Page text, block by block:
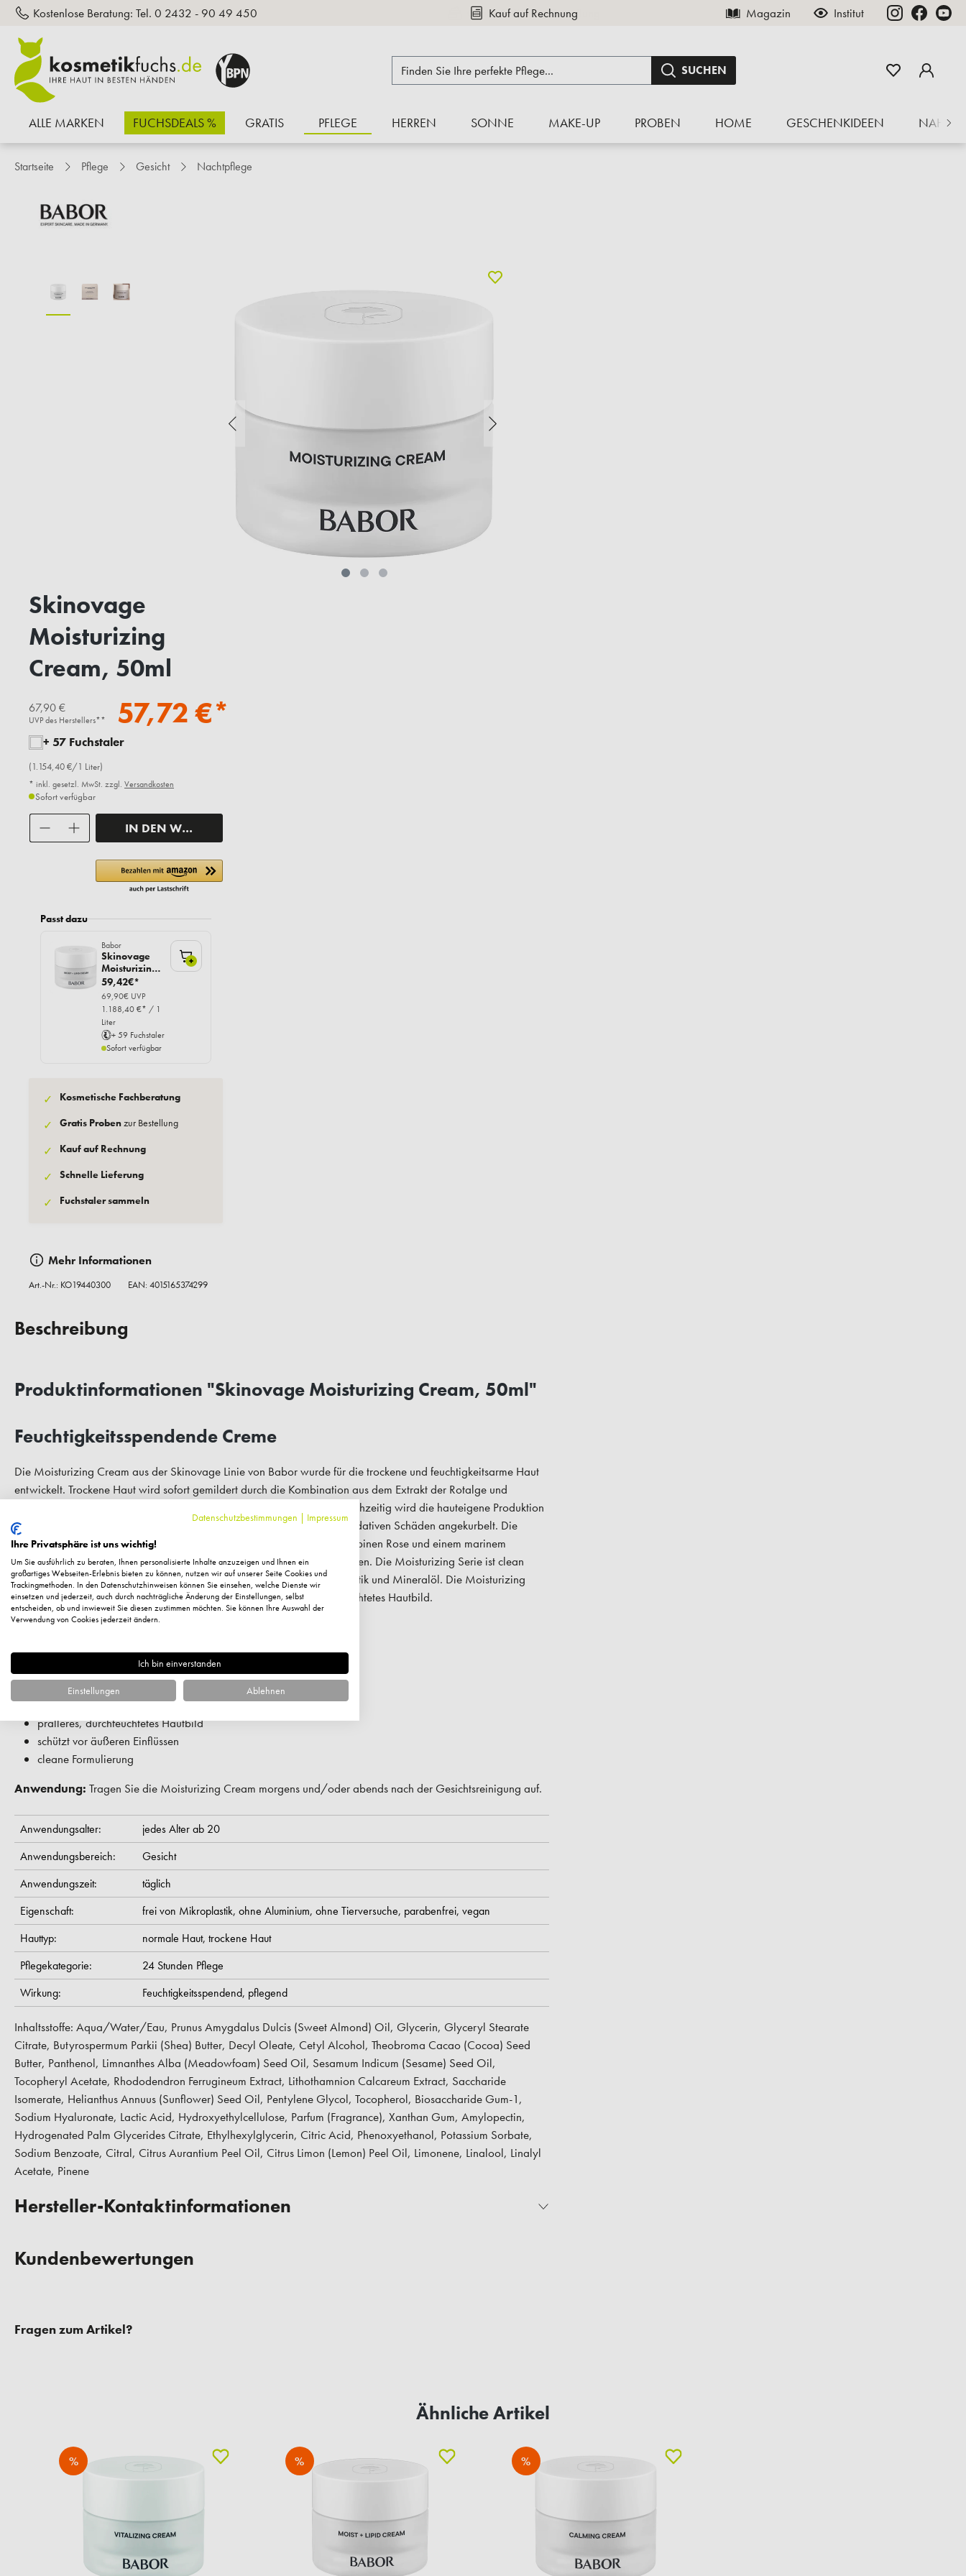
springen
Kostenlose Beratung: Tel. 0 2432 - 90 49 450 Kauf auf Rechnung Magazin Institut
SUCHEN
ALLE MARKEN FUCHSDEALS % GRATIS PFLEGE HERREN SONNE MAKE-UP PROBEN HOME GESCHENKIDEEN
Startseite Pflege Gesicht Nachtpflege
Skinovage
Moisturizing
Cream, 50ml
67,90 €
UVP des Herstellers** 57,72 €*
+ 57 Fuchstaler
(1.154,40 €/1 Liter)
* inkl. gesetzl. MwSt. zzgl. Versandkosten
Sofort verfügbar
IN DEN WARENKORB
Passt dazu
Babor
Skinovage
Moisturizing
& Lipid Cream
Rich, 50ml
59,42€*
69,90€ UVP
1.188,40 €* / 1
Liter
+ 59 Fuchstaler
Sofort verfügbar
+
✓ Kosmetische Fachberatung
✓ Gratis Probenzur Bestellung
✓ Kauf auf Rechnung
✓ Schnelle Lieferung
✓ Fuchstaler sammeln
Mehr Informationen
Art.-Nr.: KO19440300 EAN: 4015165374299
Beschreibung
Produktinformationen "Skinovage Moisturizing Cream, 50ml"
Feuchtigkeitsspendende Creme
Die Moisturizing Cream aus der Skinovage Linie von Babor wurde für die trockene und feuchtigkeitsarme Haut
entwickelt. Trockene Haut wird sofort gemildert durch die Kombination aus dem Extrakt der Rotalge und
Hyaluronsäure. Feuchtigkeit in der Haut wird langfristig gebunden. Gleichzeitig wird die hauteigene Produktion
von Ceramiden zur Kräftigung der Hautbarriere und zum Schutz vor oxidativen Schäden angekurbelt. Die
Verbindung der beiden Wirkstoffe bestehend aus dem Extrakt aus der Alpinen Rose und einem marinem
Polysaccarid unterstützen den Schutzmechanismus vor oxidativen Schäden. Die Moisturizing Serie ist clean
formuliert. Sie ist unter anderem frei von Silikonen, Parabene, Mikroplastik und Mineralöl. Die Moisturizing
Cream von Babor sorgt für ein rosig frisches, pralleres und gut durchfeuchtetes Hautbild.
Ihre Vorteile im Überblick:
feuchtigkeitsspendend
mildert trockene Stellen
pralleres, durchfeuchtetes Hautbild
schützt vor äußeren Einflüssen
cleane Formulierung
Anwendung: Tragen Sie die Moisturizing Cream morgens und/oder abends nach der Gesichtsreinigung auf.
Anwendungsalter:
jedes Alter ab 20
Anwendungsbereich:
Gesicht
Anwendungszeit:
täglich
Eigenschaft:
frei von Mikroplastik, ohne Aluminium, ohne Tierversuche, parabenfrei, vegan
Hauttyp:
normale Haut, trockene Haut
Pflegekategorie:
24 Stunden Pflege
Wirkung:
Feuchtigkeitsspendend, pflegend
Inhaltsstoffe: Aqua/Water/Eau, Prunus Amygdalus Dulcis (Sweet Almond) Oil, Glycerin, Glyceryl Stearate
Citrate, Butyrospermum Parkii (Shea) Butter, Decyl Oleate, Cetyl Alcohol, Theobroma Cacao (Cocoa) Seed
Butter, Panthenol, Limnanthes Alba (Meadowfoam) Seed Oil, Sesamum Indicum (Sesame) Seed Oil,
Tocopheryl Acetate, Rhododendron Ferrugineum Extract, Lithothamnion Calcareum Extract, Saccharide
Isomerate, Helianthus Annuus (Sunflower) Seed Oil, Pentylene Glycol, Tocopherol, Biosaccharide Gum-1,
Sodium Hyaluronate, Lactic Acid, Hydroxyethylcellulose, Parfum (Fragrance), Xanthan Gum, Amylopectin,
Hydrogenated Palm Glycerides Citrate, Ethylhexylglycerin, Citric Acid, Phenoxyethanol, Potassium Sorbate,
Sodium Benzoate, Citral, Citrus Aurantium Peel Oil, Citrus Limon (Lemon) Peel Oil, Limonene, Linalool, Linalyl
Acetate, Pinene
Hersteller-Kontaktinformationen
Kundenbewertungen
Fragen zum Artikel?
Ähnliche Artikel
% % %
Datenschutzbestimmungen | Impressum
Ihre Privatsphäre ist uns wichtig!
Um Sie ausführlich zu beraten, Ihnen personalisierte Inhalte anzuzeigen und Ihnen ein
großartiges Webseiten-Erlebnis bieten zu können, nutzen wir auf unserer Seite Cookies und
Trackingmethoden. In den Datenschutzhinweisen können Sie einsehen, welche Dienste wir
einsetzen und jederzeit, auch durch nachträgliche Änderung der Einstellungen, selbst
entscheiden, ob und inwieweit Sie diesen zustimmen möchten. Sie können Ihre Auswahl der
Verwendung von Cookies jederzeit ändern.
Ich bin einverstanden
Einstellungen Ablehnen